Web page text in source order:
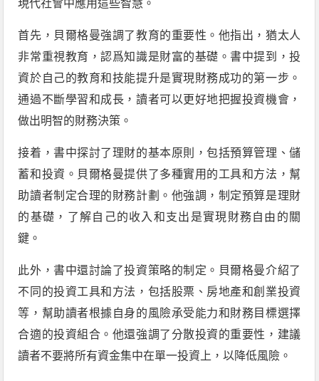
現代社會中應用這些智慧。
首先，貝爾格曼強調了教育的重要性。他指出，猶太人
非常重視教育，認爲知識是財富的基礎。書中提到，投
資於自己的教育和技能提升是實現財務成功的第一步。
通過不斷學習和成長，讀者可以更好地把握投資機會，
做出明智的財務決策。
接着，書中探討了理財的基本原則，包括預算管理、儲
蓄和投資。貝爾格曼提供了多種實用的工具和方法，幫
助讀者制定合理的財務計劃。他強調，制定預算是理財
的基礎，了解自己的收入和支出是實現財務自由的關
鍵。
此外，書中還討論了投資策略的制定。貝爾格曼介紹了
不同的投資工具和方法，包括股票、房地產和創業投資
等，幫助讀者根據自身的風險承受能力和財務目標選擇
合適的投資組合。他還強調了分散投資的重要性，建議
讀者不要將所有資金集中在單一投資上，以降低風險。